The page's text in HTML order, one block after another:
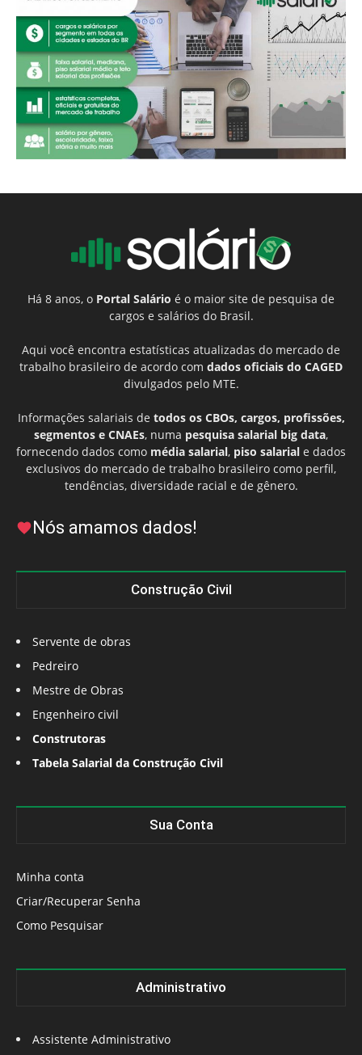
Há 8 anos, o Portal Salário é o maior site de pesquisa de
cargos e salários do Brasil.
Aqui você encontra estatísticas atualizadas do mercado de
trabalho brasileiro de acordo com dados oficiais do CAGED
divulgados pelo MTE.
Informações salariais de todos os CBOs, cargos, profissões,
segmentos e CNAEs, numa pesquisa salarial big data,
fornecendo dados como média salarial, piso salarial e dados
exclusivos do mercado de trabalho brasileiro como perfil,
tendências, diversidade racial e de gênero.
Nós amamos dados!
Construção Civil
Servente de obras
Pedreiro
Mestre de Obras
Engenheiro civil
Construtoras
Tabela Salarial da Construção Civil
Sua Conta
Minha conta
Criar/Recuperar Senha
Como Pesquisar
Administrativo
Assistente Administrativo